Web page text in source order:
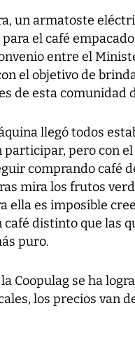
un armatoste
el café
entre el
el objetivo de
de esta comunidad
llegó todos
participar, pero con
comprando café
mira los frutos
ella es imposible
café distinto que las
puro.
Coopulag se ha
los precios van